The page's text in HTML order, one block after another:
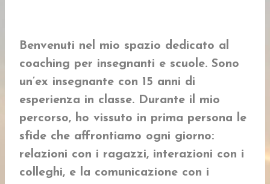
Benvenuti nel mio spazio dedicato al
coaching per insegnanti e scuole. Sono
un’ex insegnante con 15 anni di
esperienza in classe. Durante il mio
percorso, ho vissuto in prima persona le
sfide che affrontiamo ogni giorno:
relazioni con i ragazzi, interazioni con i
colleghi, e la comunicazione con i